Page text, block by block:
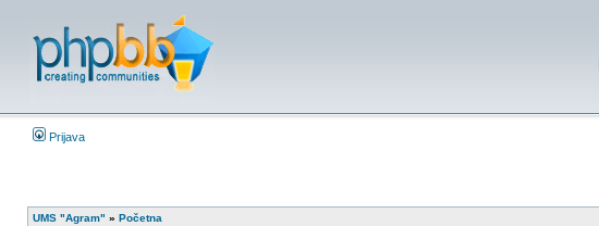
Prijava
UMS "Agram" » Početna